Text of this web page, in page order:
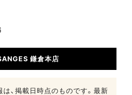
鎌倉本店
、掲載日時点のものです。最新